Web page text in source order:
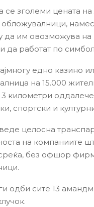
се зголеми цената
обложувалници,
да им овозможува на
да работат по
едно казино
на 15.000
3 километри
спортски и
целосна
на компаниите
без офшор
одби сите 13